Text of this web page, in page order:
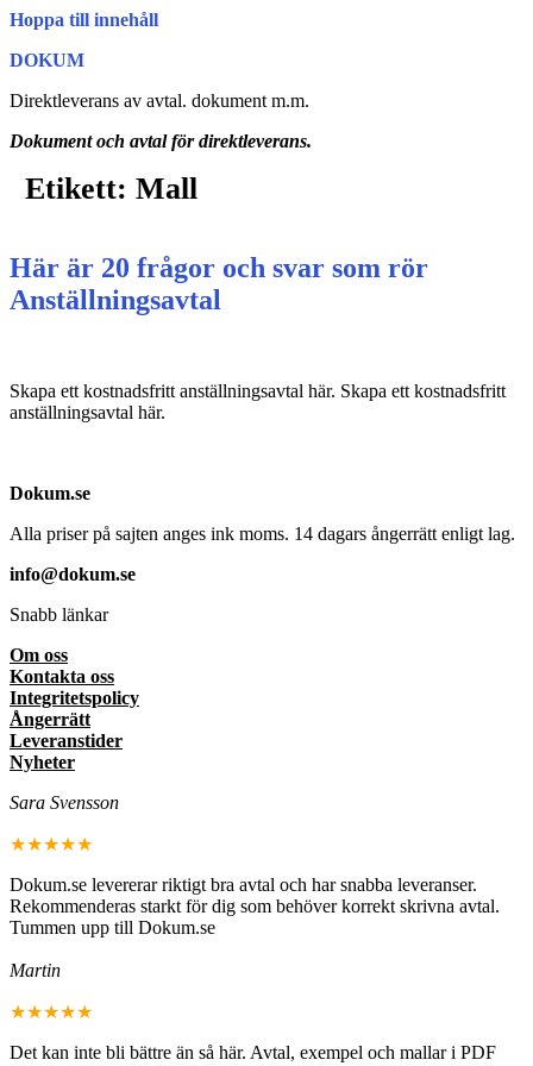
Hoppa till innehåll
DOKUM
Direktleverans av avtal. dokument m.m.
Dokument och avtal för direktleverans.
Etikett: Mall
Här är 20 frågor och svar som rör
Anställningsavtal
Skapa ett kostnadsfritt anställningsavtal här. Skapa ett kostnadsfritt
anställningsavtal här.
Dokum.se
Alla priser på sajten anges ink moms. 14 dagars ångerrätt enligt lag.
info@dokum.se
Snabb länkar
Om oss
Kontakta oss
Integritetspolicy
Ångerrätt
Leveranstider
Nyheter
Sara Svensson
★★★★★
Dokum.se levererar riktigt bra avtal och har snabba leveranser.
Rekommenderas starkt för dig som behöver korrekt skrivna avtal.
Tummen upp till Dokum.se
Martin
★★★★★
Det kan inte bli bättre än så här. Avtal, exempel och mallar i PDF